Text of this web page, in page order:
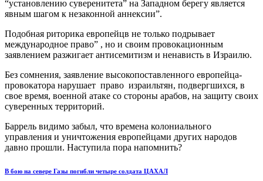
“установлению суверенитета” на Западном берегу является
явным шагом к незаконной аннексии”.
Подобная риторика европейцв не только подрывает
международное право” , но и своим провокационным
заявлением разжигает антисемитизм и ненависть в Израилю.
Без сомнения, заявление высокопоставленного европейца-
провокатора нарушает право израильтян, подвергшихся, в
свое время, военной атаке со стороны арабов, на защиту своих
суверенных территорий.
Баррель видимо забыл, что времена колониального
управления и уничтожения европейцами других народов
давно прошли. Наступила пора напомнить?
Навигация
Previous
В бою на севере Газы погибли четыре солдата ЦАХАЛ